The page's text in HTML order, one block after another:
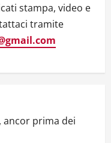
stampa, video e
tramite
ancor prima dei